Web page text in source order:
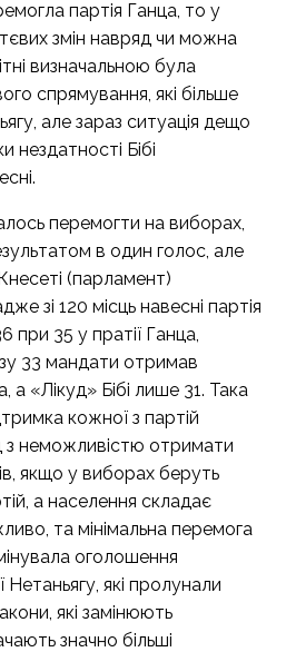
партія Ганца, то у
змін навряд чи можна
визначальною була
спрямування, які більше
але зараз ситуація дещо
нездатності Бібі
перемогти на виборах,
в один голос, але
(парламент)
зі 120 місць навесні партія
при 35 у пратії Ганца,
33 мандати отримав
«Лікуд» Бібі лише 31. Така
кожної з партій
з неможливістю отримати
якщо у виборах беруть
а населення складає
та мінімальна перемога
оголошення
Нетаньягу, які пролунали
які замінюють
значно більші